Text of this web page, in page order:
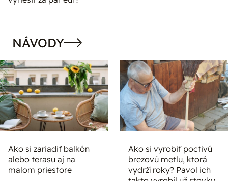
alebo terasu aj na
malom priestore
brezovú metlu, ktorá
vydrží roky? Pavol ich
takto vyrobil už stovky